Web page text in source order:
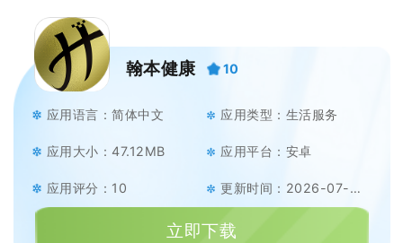
翰本健康 10
应用语言：简体中文 应用类型：生活服务
应用大小：47.12MB 应用平台：安卓
应用评分：10 更新时间：2026-07-08
立即下载